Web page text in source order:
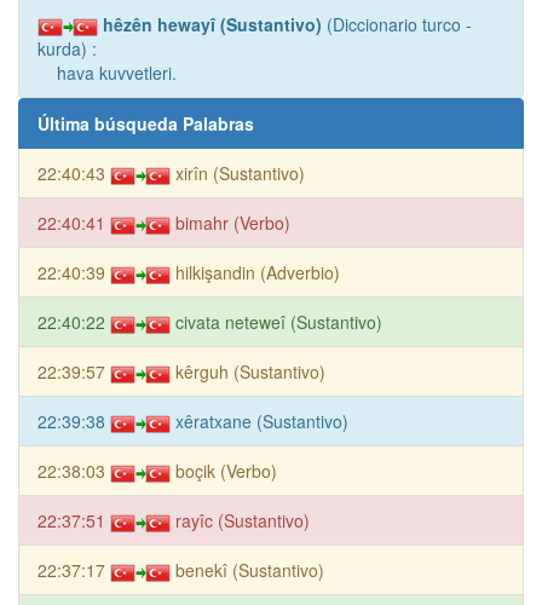
hêzên hewayî (Sustantivo) (Diccionario turco -
kurda) :
hava kuvvetleri.
Última búsqueda Palabras
22:40:43 xirîn (Sustantivo)
22:40:41 bimahr (Verbo)
22:40:39 hilkişandin (Adverbio)
22:40:22 civata neteweî (Sustantivo)
22:39:57 kêrguh (Sustantivo)
22:39:38 xêratxane (Sustantivo)
22:38:03 boçik (Verbo)
22:37:51 rayîc (Sustantivo)
22:37:17 benekî (Sustantivo)